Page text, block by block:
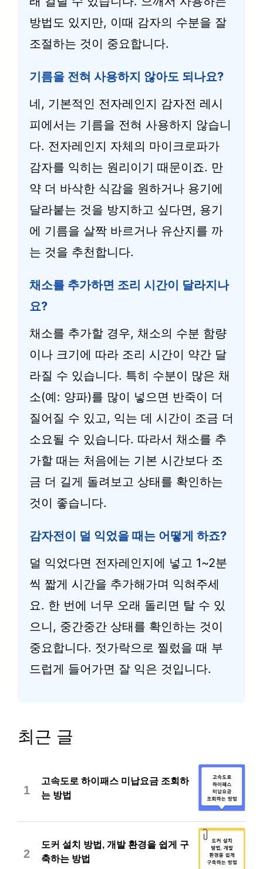
방법도 있지만, 이때 감자의 수분을 잘
조절하는 것이 중요합니다.
기름을 전혀 사용하지 않아도 되나요?
네, 기본적인 전자레인지 감자전 레시
피에서는 기름을 전혀 사용하지 않습니
다. 전자레인지 자체의 마이크로파가
감자를 익히는 원리이기 때문이죠. 만
약 더 바삭한 식감을 원하거나 용기에
달라붙는 것을 방지하고 싶다면, 용기
에 기름을 살짝 바르거나 유산지를 까
는 것을 추천합니다.
채소를 추가하면 조리 시간이 달라지나
요?
채소를 추가할 경우, 채소의 수분 함량
이나 크기에 따라 조리 시간이 약간 달
라질 수 있습니다. 특히 수분이 많은 채
소(예: 양파)를 많이 넣으면 반죽이 더
질어질 수 있고, 익는 데 시간이 조금 더
소요될 수 있습니다. 따라서 채소를 추
가할 때는 처음에는 기본 시간보다 조
금 더 길게 돌려보고 상태를 확인하는
것이 좋습니다.
감자전이 덜 익었을 때는 어떻게 하죠?
덜 익었다면 전자레인지에 넣고 1~2분
씩 짧게 시간을 추가해가며 익혀주세
요. 한 번에 너무 오래 돌리면 탈 수 있
으니, 중간중간 상태를 확인하는 것이
중요합니다. 젓가락으로 찔렀을 때 부
드럽게 들어가면 잘 익은 것입니다.
최근 글
1
고속도로 하이패스 미납요금 조회하
는 방법
2
도커 설치 방법, 개발 환경을 쉽게 구
축하는 방법